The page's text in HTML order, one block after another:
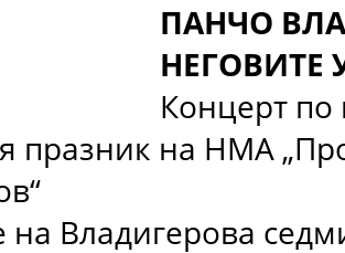
ПАНЧО
НЕГОВИТЕ
Концерт по
празник на НМА
на Владигерова